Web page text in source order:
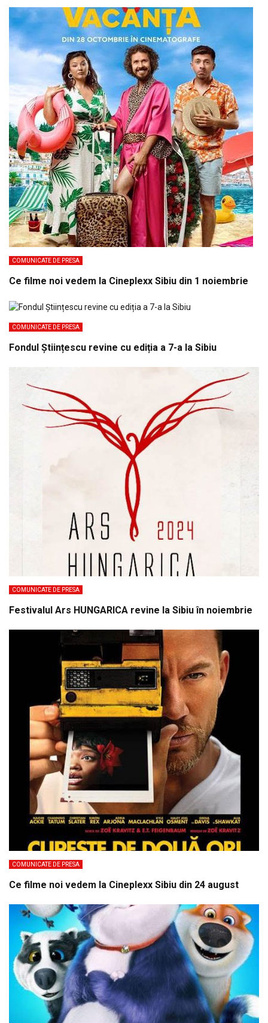
COMUNICATE DE PRESA
Ce filme noi vedem la Cineplexx Sibiu din 1 noiembrie
COMUNICATE DE PRESA
Fondul Științescu revine cu ediția a 7-a la Sibiu
COMUNICATE DE PRESA
Festivalul Ars HUNGARICA revine la Sibiu în noiembrie
COMUNICATE DE PRESA
Ce filme noi vedem la Cineplexx Sibiu din 24 august